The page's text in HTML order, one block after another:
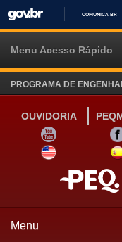
COMUNICA BR
Menu Acesso Rápido
PROGRAMA DE
OUVIDORIA
YOUTUBE
SITE INGLÊS
Menu